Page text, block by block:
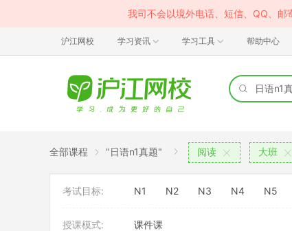
我司不会以境外电话、短信、QQ、邮
沪江网校 学习资讯 学习工具 帮助中心
全部课程 "日语n1真题" 阅读 大班
考试目标: N1 N2 N3 N4 N5
授课模式: 课件课